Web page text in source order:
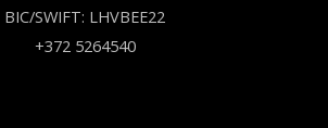
BIC/SWIFT: LHVBEE22
+372 5264540